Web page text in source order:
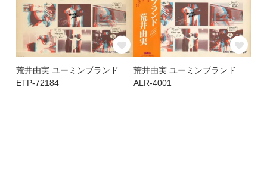
荒井由実 ユーミンブランド
ETP-72184
荒井由実 ユーミンブランド
ALR-4001